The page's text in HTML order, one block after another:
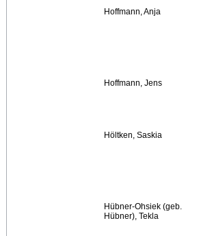
Hoffmann, Anja
Hoffmann, Jens
Höltken, Saskia
Hübner-Ohsiek (geb.
Hübner), Tekla